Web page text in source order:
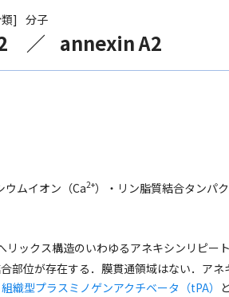
分子
annexin A2
ムイオン（Ca2+）・リン脂質結合タンパ
リックス構造のいわゆるアネキシンリピー
部位が存在する．膜貫通領域はない．ア
組織型プラスミノゲンアクチベータ（tPA）